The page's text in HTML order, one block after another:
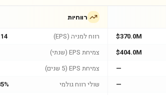
$370.0M
$404.0M
—
—
רווחיות
רווח למניה (EPS)
צמיחת EPS (שנתי)
צמיחת EPS (5 שנים)
שולי רווח גולמי